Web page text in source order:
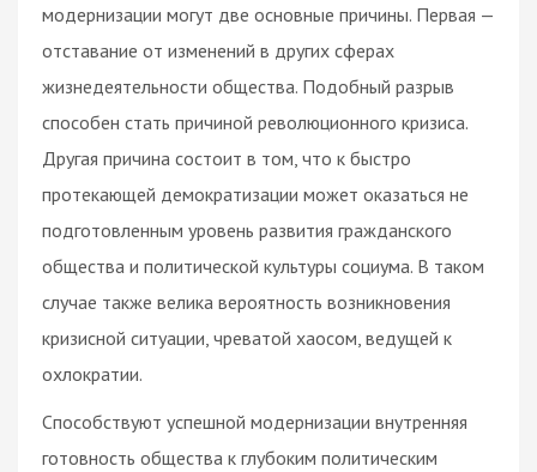
модернизации могут две основные причины. Первая —
отставание от изменений в других сферах
жизнедеятельности общества. Подобный разрыв
способен стать причиной революционного кризиса.
Другая причина состоит в том, что к быстро
протекающей демократизации может оказаться не
подготовленным уровень развития гражданского
общества и политической культуры социума. В таком
случае также велика вероятность возникновения
кризисной ситуации, чреватой хаосом, ведущей к
охлократии.
Способствуют успешной модернизации внутренняя
готовность общества к глубоким политическим